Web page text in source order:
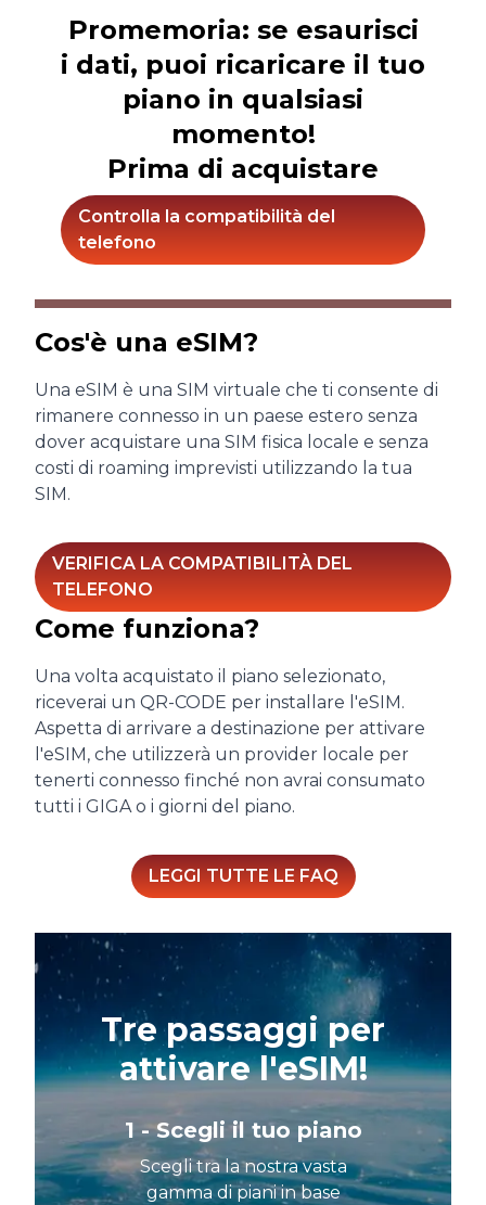
Promemoria: se esaurisci
i dati, puoi ricaricare il tuo
piano in qualsiasi
momento!
Prima di acquistare
Controlla la compatibilità del
telefono
Cos'è una eSIM?
Una eSIM è una SIM virtuale che ti consente di
rimanere connesso in un paese estero senza
dover acquistare una SIM fisica locale e senza
costi di roaming imprevisti utilizzando la tua
SIM.
VERIFICA LA COMPATIBILITÀ DEL
TELEFONO
Come funziona?
Una volta acquistato il piano selezionato,
riceverai un QR-CODE per installare l'eSIM.
Aspetta di arrivare a destinazione per attivare
l'eSIM, che utilizzerà un provider locale per
tenerti connesso finché non avrai consumato
tutti i GIGA o i giorni del piano.
LEGGI TUTTE LE FAQ
Tre passaggi per
attivare l'eSIM!
1 - Scegli il tuo piano
Scegli tra la nostra vasta
gamma di piani in base